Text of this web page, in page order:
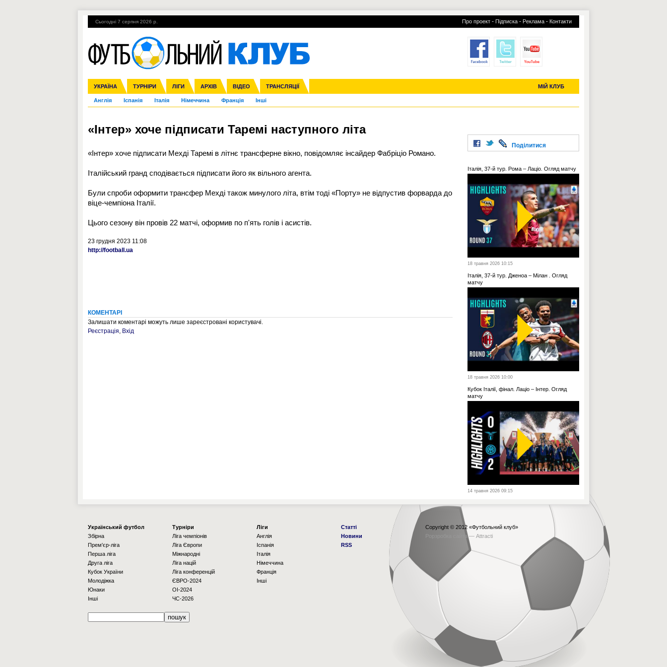
Сьогодні 7 серпня 2026 р. Про проект - Підписка - Реклама - Контакти
УКРАЇНА ТУРНІРИ ЛІГИ АРХІВ ВІДЕО ТРАНСЛЯЦІЇ МІЙ КЛУБ
Збірна Прем'єр-ліга Перша ліга Друга ліга Кубок України Молодіжка
Ліга чемпіонів Ліга Європи Міжнародні Ліга націй Ліга конференцій
Англія Іспанія Італія Німеччина Франція Інші
ЧС-2014 ЄВРО-2016 Росія Кубок конфедерацій ЧЄ-2015 (U-21)
Гарячі теми УПЛ, 1-й тур ВІЙНА УПЛ-ПЕРЕХОДИ УСІ ТРАНСФЕРИ
«Інтер» хоче підписати Таремі наступного літа
«Інтер» хоче підписати Мехді Таремі в літнє трансферне вікно, повідомляє інсайдер Фабріціо Романо.
Італійський гранд сподівається підписати його як вільного агента.
Були спроби оформити трансфер Мехді також минулого літа, втім тоді «Порту» не відпустив форварда до
віце-чемпіона Італії.
Цього сезону він провів 22 матчі, оформив по п'ять голів і асистів.
23 грудня 2023 11:08
http://football.ua
КОМЕНТАРІ
Залишати коментарі можуть лише зареєстровані користувачі.
Реєстрація, Вхід
Поділитися
Італія, 37-й тур. Рома – Лаціо. Огляд матчу
18 травня 2026 10:15
Італія, 37-й тур. Дженоа – Мілан . Огляд
матчу
18 травня 2026 10:00
Кубок Італії, фінал. Лаціо – Інтер. Огляд
матчу
14 травня 2026 09:15
Українcький футбол
Збірна
Прем'єр-ліга
Перша ліга
Друга ліга
Кубок України
Молодіжка
Юнаки
Інші
Турніри
Ліга чемпіонів
Ліга Європи
Міжнародні
Ліга націй
Ліга конференцій
ЄВРО-2024
OI-2024
ЧС-2026
Ліги
Англія
Іспанія
Італія
Німеччина
Франція
Інші
Статті
Новини
RSS
Copyright © 2012 «Футбольний клуб»
Рорзробка сайта — Attracti